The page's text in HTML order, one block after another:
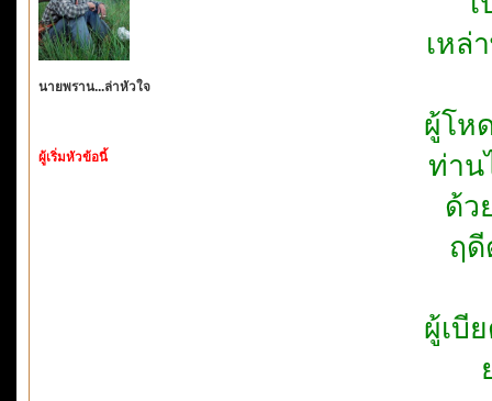
นายพราน...ล่าหัวใจ
ผู้เริ่มหัวข้อนี้
เหล่
ผู้โห
ท่า
ด้ว
ฤ
ผู้เบี